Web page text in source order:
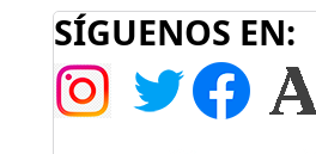
SÍGUENOS EN: